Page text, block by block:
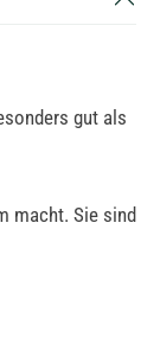
gut als
macht. Sie sind